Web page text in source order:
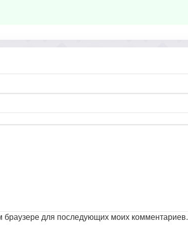
браузере для последующих моих комментариев.